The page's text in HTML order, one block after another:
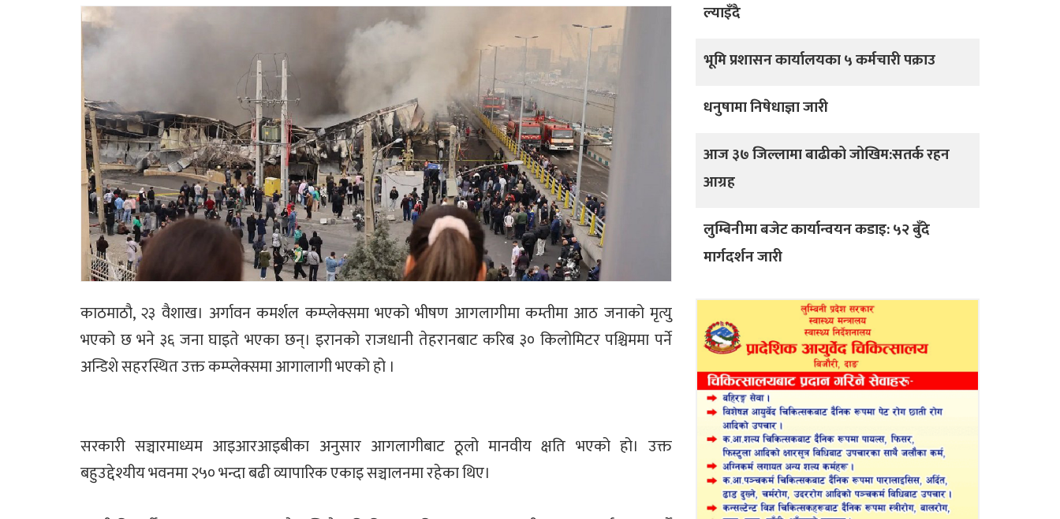
काठमाठौ, २३ वैशाख। अर्गावन कमर्शल कम्प्लेक्समा भएको भीषण आगलागीमा कम्तीमा आठ जनाको मृत्यु
भएको छ भने ३६ जना घाइते भएका छन्। इरानको राजधानी तेहरानबाट करिब ३० किलोमिटर पश्चिममा पर्ने
अन्डिशे सहरस्थित उक्त कम्प्लेक्समा आगालागी भएको हो ।
सरकारी सञ्चारमाध्यम आइआरआइबीका अनुसार आगलागीबाट ठूलो मानवीय क्षति भएको हो। उक्त
बहुउद्देश्यीय भवनमा २५० भन्दा बढी व्यापारिक एकाइ सञ्चालनमा रहेका थिए।
ल्याइँदै
भूमि प्रशासन कार्यालयका ५ कर्मचारी पक्राउ
धनुषामा निषेधाज्ञा जारी
आज ३७ जिल्लामा बाढीको जोखिम:सतर्क रहन
आग्रह
लुम्बिनीमा बजेट कार्यान्वयन कडाइ: ५२ बुँदे
मार्गदर्शन जारी